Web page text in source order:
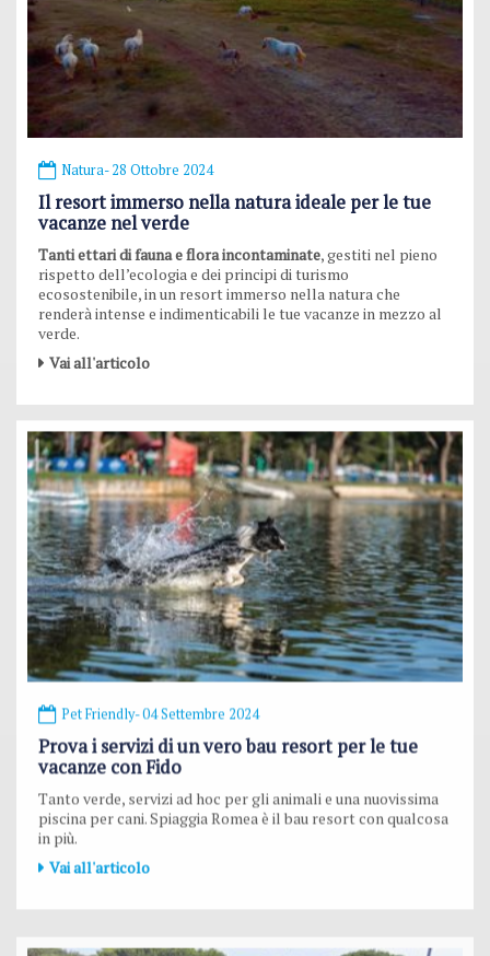
Natura- 28 Ottobre 2024
Il resort immerso nella natura ideale per le tue
vacanze nel verde
Tanti ettari di fauna e flora incontaminate, gestiti nel pieno
rispetto dell’ecologia e dei principi di turismo
ecosostenibile, in un resort immerso nella natura che
renderà intense e indimenticabili le tue vacanze in mezzo al
verde.
Vai all'articolo
Pet Friendly- 04 Settembre 2024
Prova i servizi di un vero bau resort per le tue
vacanze con Fido
Tanto verde, servizi ad hoc per gli animali e una nuovissima
piscina per cani. Spiaggia Romea è il bau resort con qualcosa
in più.
Vai all'articolo